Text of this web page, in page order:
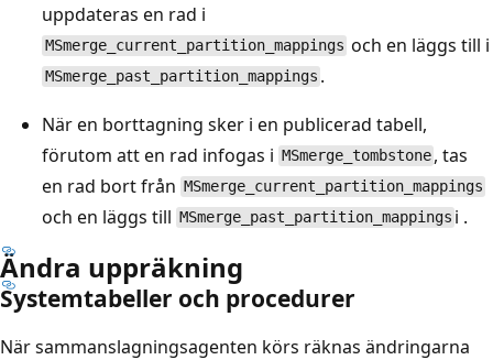
uppdateras en rad i
MSmerge_current_partition_mappings och en läggs till i
MSmerge_past_partition_mappings .
När en borttagning sker i en publicerad tabell,
förutom att en rad infogas i MSmerge_tombstone , tas
en rad bort från MSmerge_current_partition_mappings
och en läggs till MSmerge_past_partition_mappings i .
Ändra uppräkning
Systemtabeller och procedurer
När sammanslagningsagenten körs räknas ändringarna